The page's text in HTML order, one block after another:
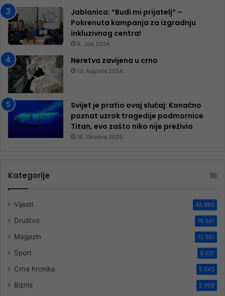
Jablanica: “Budi mi prijatelj” –
Pokrenuta kampanja za izgradnju
inkluzivnog centra!
9. Jula 2024.
Neretva zavijena u crno
13. Augusta 2024.
Svijet je pratio ovaj slučaj: Konačno
poznat uzrok tragedije podmornice
Titan, evo zašto niko nije preživio
16. Oktobra 2025.
Kategorije
Vijesti 45.985
Društvo 18.541
Magazin 12.551
Sport 8.517
Crna hronika 5.043
Biznis 2.909